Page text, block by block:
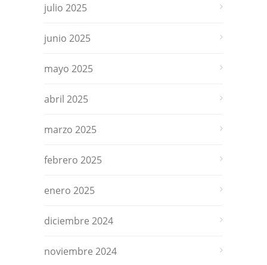
julio 2025
junio 2025
mayo 2025
abril 2025
marzo 2025
febrero 2025
enero 2025
diciembre 2024
noviembre 2024